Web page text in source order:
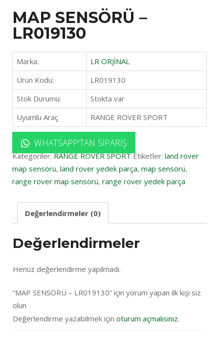
MAP SENSÖRÜ –
LR019130
Marka:
LR ORJİNAL
Ürün Kodu:
LR019130
Stok Durumu:
Stokta var
Uyumlu Araç
RANGE ROVER SPORT
WHATSAPP'TAN SIPARIŞ
Kategoriler:RANGE ROVER SPORT Etiketler: land rover
map sensörü, land rover yedek parça, map sensörü,
range rover map sensörü, range rover yedek parça
Değerlendirmeler (0)
Değerlendirmeler
Henüz değerlendirme yapılmadı.
“MAP SENSÖRÜ – LR019130” için yorum yapan ilk kişi siz
olun
Değerlendirme yazabilmek için oturum açmalısınız.